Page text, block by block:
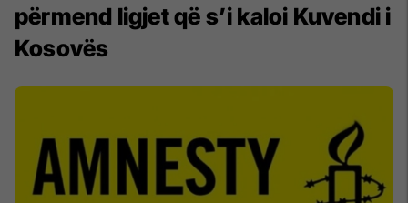
përmend ligjet që s’i kaloi Kuvendi i
Kosovës